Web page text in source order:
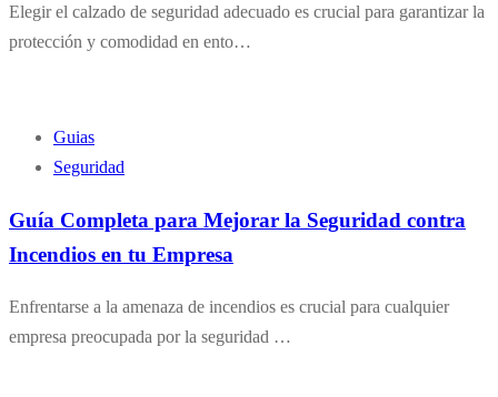
Elegir el calzado de seguridad adecuado es crucial para garantizar la
protección y comodidad en ento…
Guias
Seguridad
Guía Completa para Mejorar la Seguridad contra
Incendios en tu Empresa
Enfrentarse a la amenaza de incendios es crucial para cualquier
empresa preocupada por la seguridad …